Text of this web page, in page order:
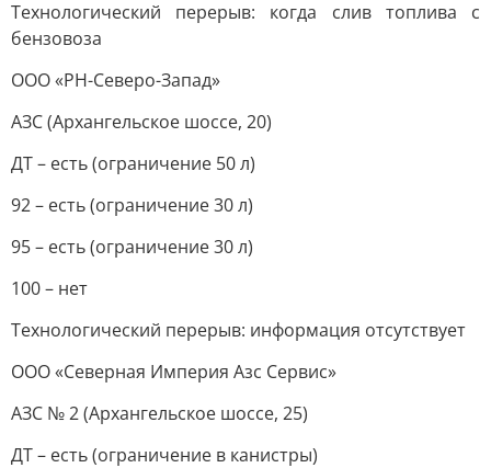
Технологический перерыв: когда слив топлива с
бензовоза
ООО «РН-Северо-Запад»
АЗС (Архангельское шоссе, 20)
ДТ – есть (ограничение 50 л)
92 – есть (ограничение 30 л)
95 – есть (ограничение 30 л)
100 – нет
Технологический перерыв: информация отсутствует
ООО «Северная Империя Азс Сервис»
АЗС № 2 (Архангельское шоссе, 25)
ДТ – есть (ограничение в канистры)